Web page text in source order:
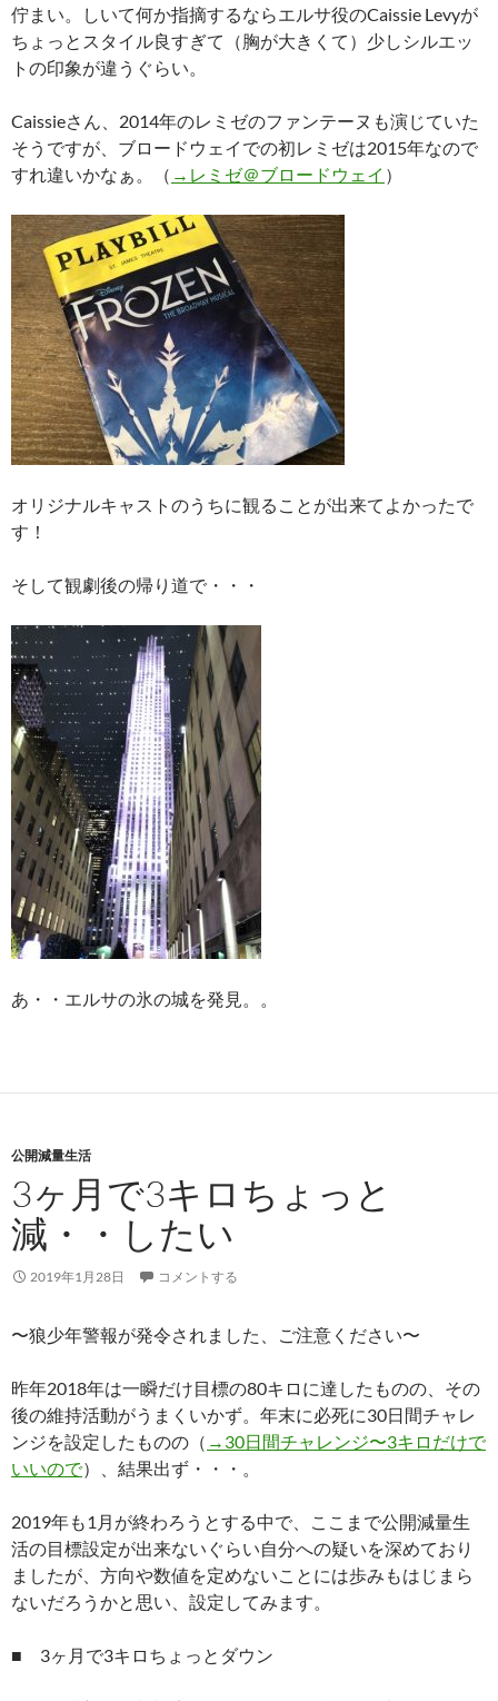
佇まい。しいて何か指摘するならエルサ役のCaissie Levyが
ちょっとスタイル良すぎて（胸が大きくて）少しシルエッ
トの印象が違うぐらい。
Caissieさん、2014年のレミゼのファンテーヌも演じていた
そうですが、ブロードウェイでの初レミゼは2015年なので
すれ違いかなぁ。（ →レミゼ＠ブロードウェイ ）
オリジナルキャストのうちに観ることが出来てよかったで
す！
そして観劇後の帰り道で・・・
あ・・エルサの氷の城を発見。。
公開減量生活
3ヶ月で3キロちょっと
減・・したい
2019年1月28日 コメントする
〜狼少年警報が発令されました、ご注意ください〜
昨年2018年は一瞬だけ目標の80キロに達したものの、その
後の維持活動がうまくいかず。年末に必死に30日間チャレ
ンジを設定したものの（ →30日間チャレンジ〜3キロだけで
いいので）、結果出ず・・・。
2019年も1月が終わろうとする中で、ここまで公開減量生
活の目標設定が出来ないぐらい自分への疑いを深めており
ましたが、方向や数値を定めないことには歩みもはじまら
ないだろうかと思い、設定してみます。
■ 3ヶ月で3キロちょっとダウン